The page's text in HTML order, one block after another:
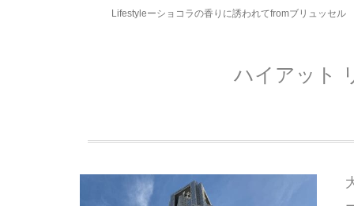
Lifestyleーショコラの香りに誘われてfromブリュッセル
ハイアット